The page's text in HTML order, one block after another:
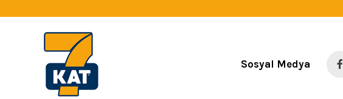
Sosyal Medya